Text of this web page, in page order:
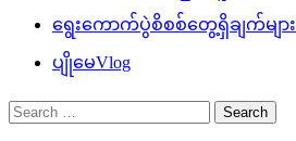
ရွေးကောက်ပွဲစိစစ်တွေ့ရှိချက်များ
ပျိုမေVlog
Search
for: